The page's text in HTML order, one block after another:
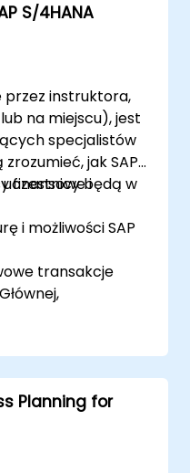
S/4HANA
przez instruktora,
na miejscu), jest
specjalistów
jak SAP
finansowe i
uczestnicy będą w
i możliwości SAP
transakcje
kosztów, centrami
procesy
w SAP S/4HANA.
zadania
Planning for